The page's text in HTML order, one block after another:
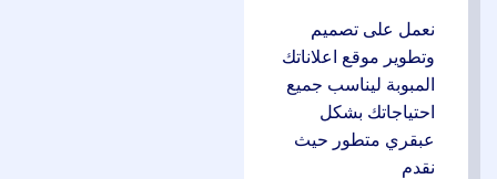
نعمل على تصميم
وتطوير موقع اعلاناتك
المبوبة ليناسب جميع
احتياجاتك بشكل
عبقري متطور حيث
نقدم